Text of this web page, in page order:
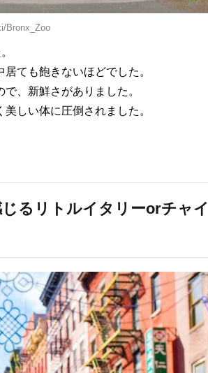
Bronx_Zoo
ても飽きないほどでした。
、新鮮さがありました。
しい体に圧倒されました。
るリトルイタリーorチャイ